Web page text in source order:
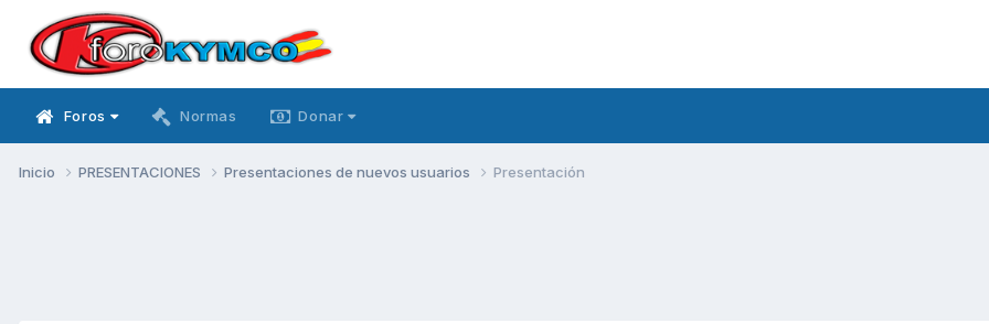
Foros Normas Donar
Inicio PRESENTACIONES Presentaciones de nuevos usuarios Presentación